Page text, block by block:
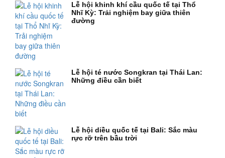
Lễ hội khinh khí cầu quốc tế tại Thổ
Nhĩ Kỳ: Trải nghiệm bay giữa thiên
đường
Lễ hội té nước Songkran tại Thái Lan:
Những điều cần biết
Lễ hội diều quốc tế tại Bali: Sắc màu
rực rỡ trên bầu trời